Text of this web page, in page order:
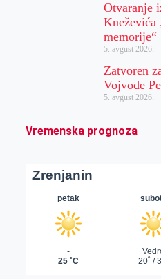
Otvaranje
Kneževića
memorije“
5. avgust 2026.
Zatvoren
Vojvode
5. avgust 2026.
Vremenska prognoza